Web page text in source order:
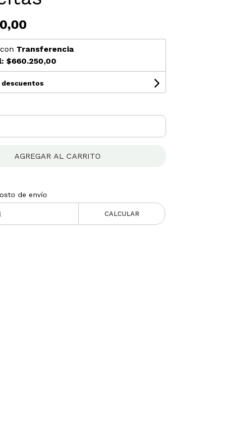
con Transferencia
$660.250,00
descuentos
AGREGAR AL CARRITO
de envío
CALCULAR